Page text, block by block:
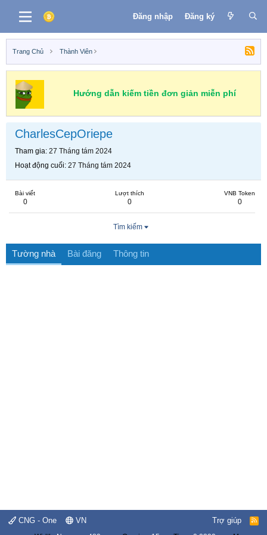
Đăng nhập Đăng ký
Trang Chủ Thành Viên
Hướng dẫn kiếm tiền đơn giản miễn phí
CharlesCepOriepe
Tham gia 27 Tháng tám 2024
Hoạt động cuối 27 Tháng tám 2024
Bài viết
0
Lượt thích
0
VNB Token
0
Tìm kiếm
Tường nhà Bài đăng Thông tin
CNG - One VN Trợ giúp
R